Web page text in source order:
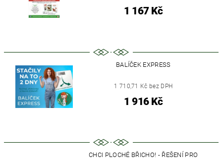
1 167 Kč
BALÍČEK EXPRESS
1 710,71 Kč bez DPH
1 916 Kč
CHCI PLOCHÉ BŘICHO! - ŘEŠENÍ PRO